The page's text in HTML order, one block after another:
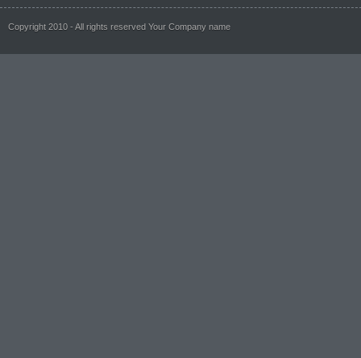
Copyright 2010 - All rights reserved Your Company name